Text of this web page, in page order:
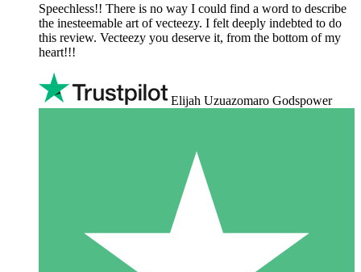
Speechless!! There is no way I could find a word to describe
the inesteemable art of vecteezy. I felt deeply indebted to do
this review. Vecteezy you deserve it, from the bottom of my
heart!!!
Elijah Uzuazomaro Godspower